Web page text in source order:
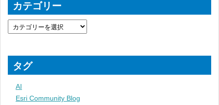
カテゴリー
タグ
AI
Esri Community Blog